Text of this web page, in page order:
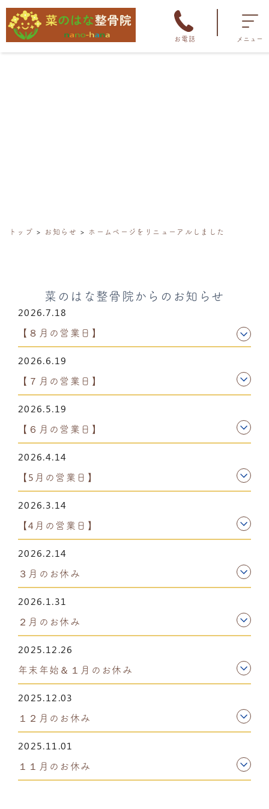
お電話 メニュー
トップ お知らせ ホームページをリニューアルしました
菜のはな整骨院からのお知らせ
2026.7.18
【８月の営業日】
2026.6.19
【７月の営業日】
2026.5.19
【６月の営業日】
2026.4.14
【5月の営業日】
2026.3.14
【4月の営業日】
2026.2.14
３月のお休み
2026.1.31
２月のお休み
2025.12.26
年末年始＆１月のお休み
2025.12.03
１２月のお休み
2025.11.01
１１月のお休み